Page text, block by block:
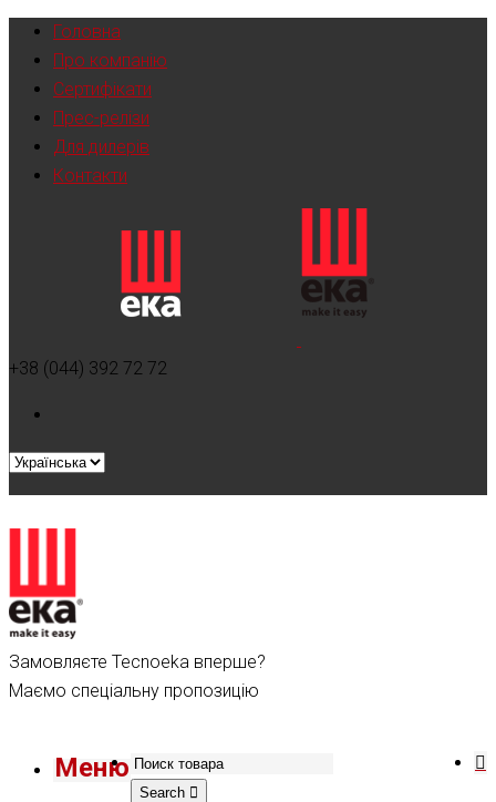
Головна
Про компанію
Сертифікати
Прес-релізи
Для дилерів
Контакти
+38 (044) 392 72 72
Замовляєте Tecnoeka вперше?
Маємо спеціальну пропозицію
Меню
Search